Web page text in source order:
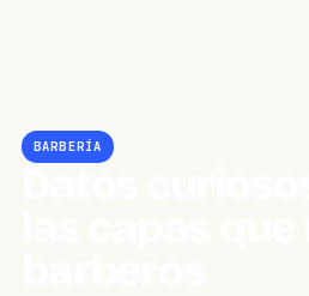
BARBERÍA